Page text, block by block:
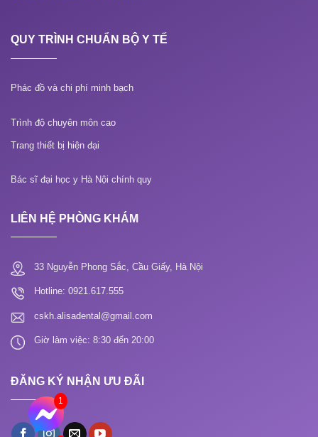
QUY TRÌNH CHUẨN BỘ Y TẾ
Phác đồ và chi phí minh bạch
Trình độ chuyên môn cao
Trang thiết bị hiện đại
Bác sĩ đại học y Hà Nội chính quy
LIÊN HỆ PHÒNG KHÁM
33 Nguyễn Phong Sắc, Cầu Giấy, Hà Nội
Hotline: 0921.617.555
cskh.alisadental@gmail.com
Giờ làm việc: 8:30 đến 20:00
ĐĂNG KÝ NHẬN ƯU ĐÃI
1